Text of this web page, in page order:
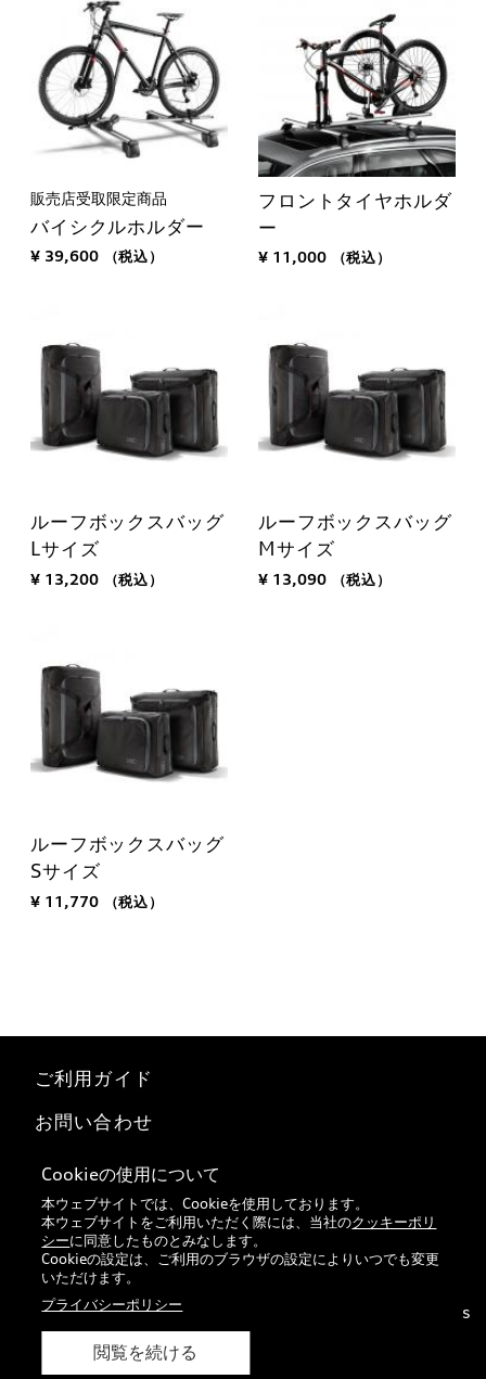
販売店受取限定商品
バイシクルホルダー
¥ 39,600 （税込）
フロントタイヤホルダ
ー
¥ 11,000 （税込）
ルーフボックスバッグ
Lサイズ
¥ 13,200 （税込）
ルーフボックスバッグ
Mサイズ
¥ 13,090 （税込）
ルーフボックスバッグ
Sサイズ
¥ 11,770 （税込）
ご利用ガイド
お問い合わせ
マイページ
特定商取引法に基づく表記
Audi正規ディーラー検索
© 2026 VOLKSWAGEN Group Japan K.K. All rights
reserved.
Cookieの使用について
本ウェブサイトでは、Cookieを使用しております。
本ウェブサイトをご利用いただく際には、当社のクッキーポリ
シーに同意したものとみなします。
Cookieの設定は、ご利用のブラウザの設定によりいつでも変更
いただけます。
プライバシーポリシー
閲覧を続ける